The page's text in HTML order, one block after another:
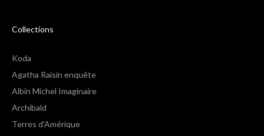
Collections
Koda
Agatha Raisin enquête
Albin Michel Imaginaire
Archibald
Terres d'Amérique